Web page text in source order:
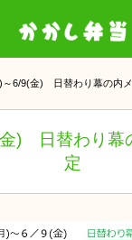
～6/9(金) 日替わり幕の内
) 日替わり幕
定